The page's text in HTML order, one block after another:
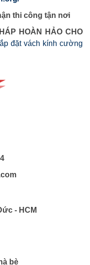
thi công tận nơi
HOÀN HẢO CHO
đặt vách kính cường
- HCM
bè